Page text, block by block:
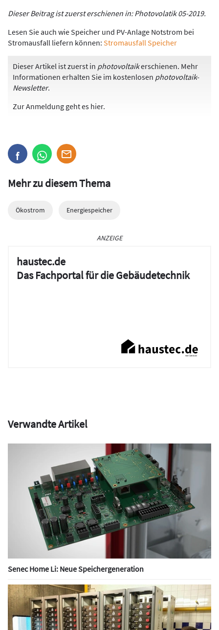
Dieser Beitrag ist zuerst erschienen in: Photovolatik 05-2019.
Lesen Sie auch wie Speicher und PV-Anlage Notstrom bei
Stromausfall liefern können: Stromausfall Speicher
Dieser Artikel ist zuerst in photovoltaikerschienen. Mehr
Informationen erhalten Sie im kostenlosen photovoltaik-
Newsletter.
Zur Anmeldung geht es hier.
Mehr zu diesem Thema
Ökostrom Energiespeicher
ANZEIGE
haustec.de
Das Fachportal für die Gebäudetechnik
Verwandte Artikel
Senec Home Li: Neue Speichergeneration